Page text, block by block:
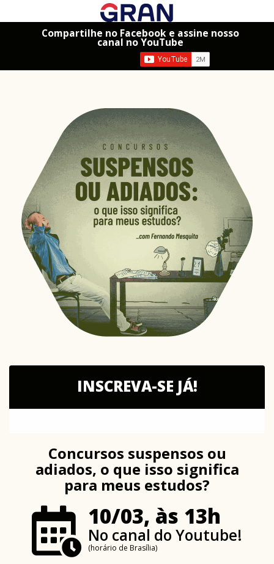
Compartilhe no Facebook e assine nosso
canal no YouTube
INSCREVA-SE JÁ!
Concursos suspensos ou
adiados, o que isso significa
para meus estudos?
10/03, às 13h
No canal do Youtube!
(horário de Brasília)